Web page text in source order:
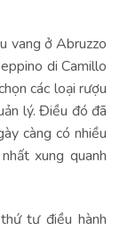
vang ở Abruzzo
di Camillo
các loại rượu
lý. Điều đó đã
càng có nhiều
xung quanh
tư điều hành